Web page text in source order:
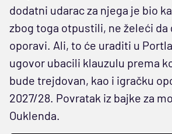
dodatni udarac za njega je bio
zbog toga otpustili, ne želeći da
oporavi. Ali, to će uraditi u
ugovor ubacili klauzulu prema
bude trejdovan, kao i igračku
2027/28. Povratak iz bajke za
Ouklenda.